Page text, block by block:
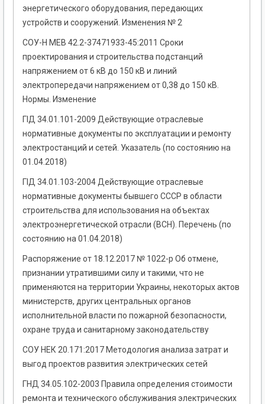
энергетического оборудования, передающих
устройств и сооружений. Изменения № 2
СОУ-Н МEB 42.2-37471933-45:2011 Сроки
проектирования и строительства подстанций
напряжением от 6 кВ до 150 кВ и линий
электропередачи напряжением от 0,38 до 150 кВ.
Нормы. Изменение
ГІД 34.01.101-2009 Действующие отраслевые
нормативные документы по эксплуатации и ремонту
электростанций и сетей. Указатель (по состоянию на
01.04.2018)
ГІД 34.01.103-2004 Действующие отраслевые
нормативные документы бывшего СССР в области
строительства для использования на объектах
электроэнергетической отрасли (ВСН). Перечень (по
состоянию на 01.04.2018)
Распоряжение от 18.12.2017 № 1022-р Об отмене,
признании утратившими силу и такими, что не
применяются на территории Украины, некоторых актов
министерств, других центральных органов
исполнительной власти по пожарной безопасности,
охране труда и санитарному законодательству
СОУ НЕК 20.171:2017 Методология анализа затрат и
выгод проектов развития электрических сетей
ГНД 34.05.102-2003 Правила определения стоимости
ремонта и технического обслуживания электрических